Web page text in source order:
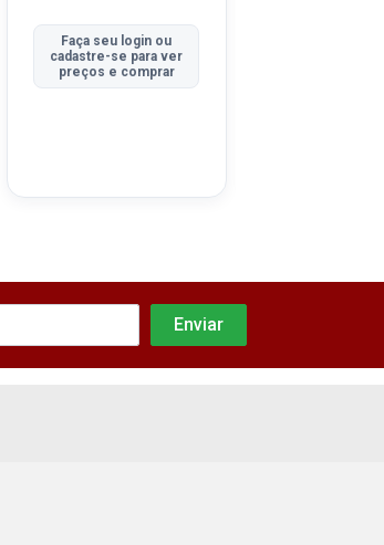
Faça seu login ou
cadastre-se para ver
preços e comprar